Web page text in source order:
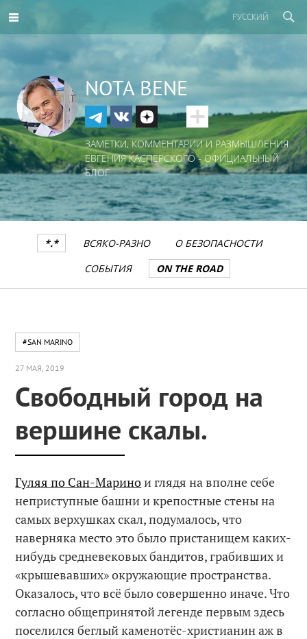
РУССКИЙ
NOTA BENE
ЗАМЕТКИ, КОММЕНТАРИИ И РАЗМЫШЛЕНИЯ
ЕВГЕНИЯ КАСПЕРСКОГО - ОФИЦИАЛЬНЫЙ
БЛОГ
*.* ВСЯКО-РАЗНО
О БЕЗОПАСНОСТИ
СОБЫТИЯ
ON THE ROAD
#SAN MARINO
27 МАЯ, 2019
Свободный город на
вершине скалы.
Гуляя по Сан-Маринои глядя на вполне себе
неприступные башни и крепостные стены на
самых верхушках скал, подумалось, что
наверняка место это было пристанищем каких-
нибудь средневековых бандитов, грабивших и
«крышевавших» окружающие пространства.
Оказалось, что всё было совершенно иначе. Что
согласно общепринятой легенде первым здесь
поселился беглый каменотёс-христианин аж в